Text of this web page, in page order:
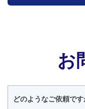
お
どのようなご依頼です